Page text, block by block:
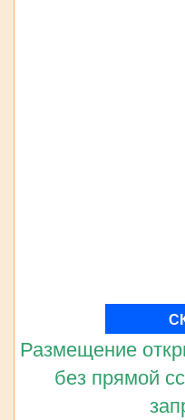
Размещение
без прямой